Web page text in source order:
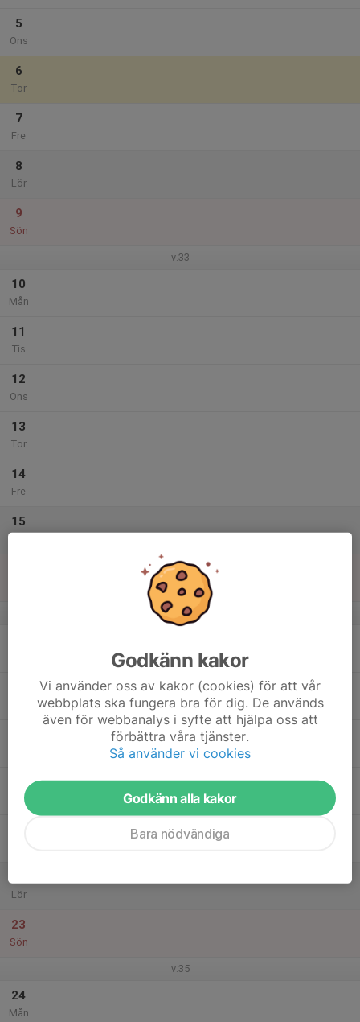
5
Ons
6
Tor
7
Fre
8
Lör
9
Sön
v.33
10
Mån
11
Tis
12
Ons
13
Tor
14
Fre
15
v.34
Tor
Lör
23
Sön
v.35
24
Mån
Godkänn kakor
Vi använder oss av kakor (cookies) för att vår
webbplats ska fungera bra för dig. De används
även för webbanalys i syfte att hjälpa oss att
förbättra våra tjänster.
Så använder vi cookies
Godkänn alla kakor
Bara nödvändiga